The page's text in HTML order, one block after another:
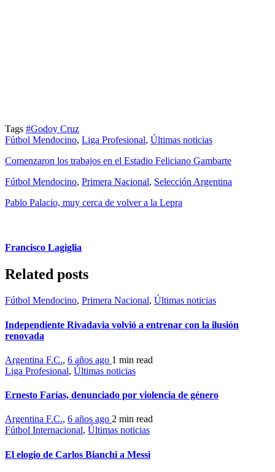
Tags #Godoy Cruz
Fútbol Mendocino, Liga Profesional, Últimas noticias
Comenzaron los trabajos en el Estadio Feliciano Gambarte
Fútbol Mendocino, Primera Nacional, Selección Argentina
Pablo Palacio, muy cerca de volver a la Lepra
Francisco Lagiglia
Related posts
Fútbol Mendocino, Primera Nacional, Últimas noticias
Independiente Rivadavia volvió a entrenar con la ilusión
renovada
Argentina F.C., 6 años ago 1 min read
Liga Profesional, Últimas noticias
Ernesto Farías, denunciado por violencia de género
Argentina F.C., 6 años ago 2 min read
Fútbol Internacional, Últimas noticias
El elogio de Carlos Bianchi a Messi